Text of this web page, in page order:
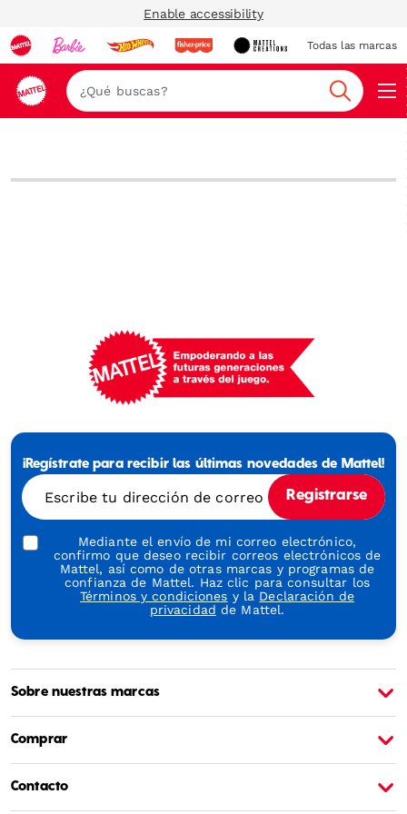
Enable accessibility
Todas las marcas
Buscar
-
Generations
Play
¡Regístrate para recibir las últimas novedades de Mattel!
Escribe tu dirección de correo electrónico
Registrarse
Mediante el envío de mi correo electrónico,
confirmo que deseo recibir correos electrónicos de
Mattel, así como de otras marcas y programas de
confianza de Mattel. Haz clic para consultar los
Términos y condiciones y la Declaración de
privacidad de Mattel.
Sobre nuestras marcas
Comprar
Contacto